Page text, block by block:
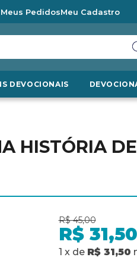
Meus PedidosMeu Cadastro
DEVOCIONAIS
HISTÓRIA
R$ 45,00
R$ 31,50
1 x de R$ 31,50